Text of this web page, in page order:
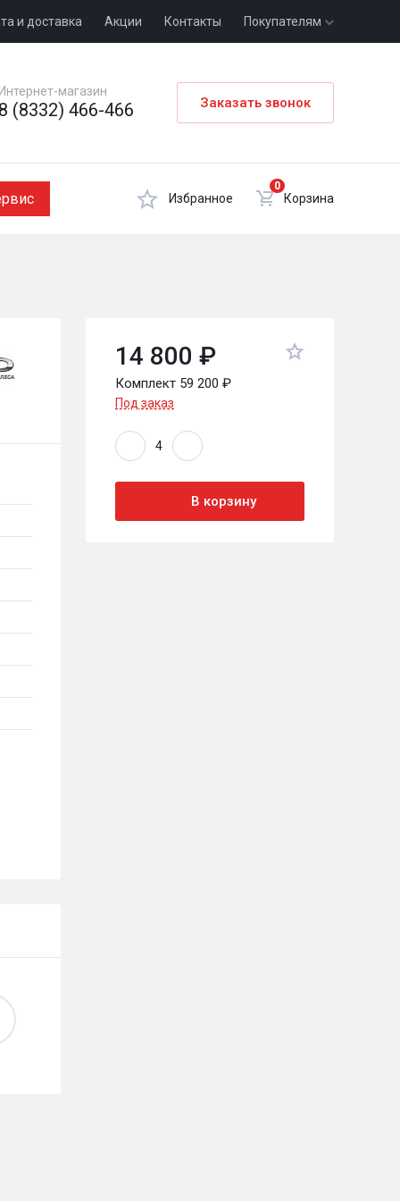
и доставка Акции Контакты Покупателям
Интернет-магазин
8 (8332) 466-466 Заказать звонок
Избранное
0
Корзина
14 800 ₽
Комплект 59 200 ₽
Под заказ
В корзину